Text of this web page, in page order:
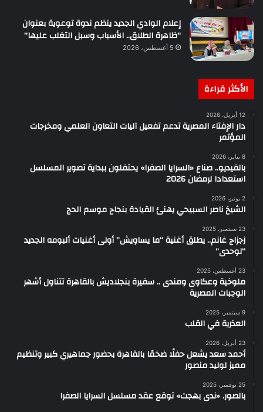
إعلام الوادي الجديد ينظم ندوة توعوية بعنوان
“ظاهرة الطلاق.. الأسباب وسبل التغلب عليها”
5 أغسطس، 2026
الأكثر قراءة
12 أبريل، 2026
دار الإفتاء المصرية تدعم تفعيل آليات التعاون العلمي ومخرجات
المؤتمر
8 يناير، 2026
بالفيديو.. صناع «السرايا الصفرا» يحتفلون ببداية تصوير المسلسل
استعدادا لرمضان 2026
2 يونيو، 2026
الشيخ ناصر السبيحي يهنئ القيادة بنجاح موسم الحج
23 سبتمبر، 2025
زجزاج غانم.. يطلق أغنية “ما يساويش” أولى أغنيات ألبومه الجديد
“لوحدى”
23 أغسطس، 2025
ملوخية وعكاوى ومندى .. سفيرة بنجلاديش بالقاهرة تتناول أشهر
الوجبات المصرية
9 سبتمبر، 2025
العذرية في القلب
23 أبريل، 2026
أحمد سعد يشعل حفلًا ضخمًا بالقاهرة بحضور جماهيري كبير وتنظيم
مميز لوليد منصور
25 نوفمبر، 2025
بالصور. «ندى بهجت» توقع عقد مسلسل السرايا الصفرا